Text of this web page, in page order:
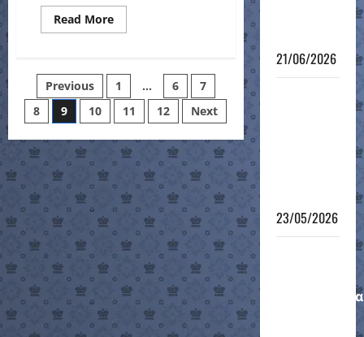
Read MoreRead
more
ΓΡΗΓΟΡΗΣ”
Posts
pagination
Previous 1 … 6
7
8
9 10 11 12 Next
21/06/2026
23/05/2026
Πρωτάθλημα